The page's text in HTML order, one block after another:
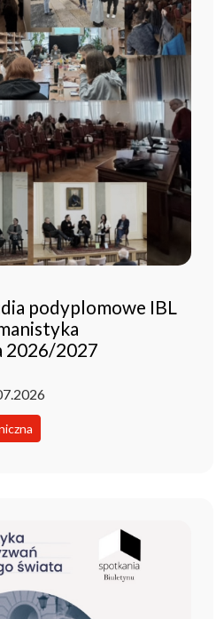
podyplomowe IBL
2026/2027